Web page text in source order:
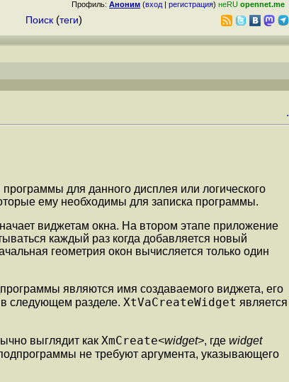
Профиль: Аноним (вход | регистрация) неRU opennet.me
Поиск (теги)
.
для данного дисплея или логического
ему необходимы для записка программы.
виджетам окна. На втором этапе приложение
каждый раз когда добавляется новый
геометрия окон вычисляется только один
являются имя создаваемого виджета, его
в следующем разделе. XtVaCreateWidget является
выглядит как XmCreate<widget>, где widget
не требуют аргумента, указывающего